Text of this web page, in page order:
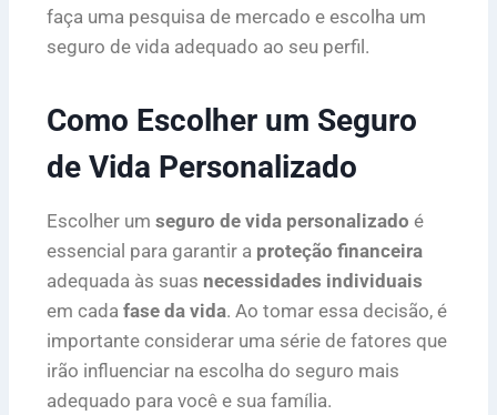
faça uma pesquisa de mercado e escolha um
seguro de vida adequado ao seu perfil.
Como Escolher um Seguro
de Vida Personalizado
Escolher um seguro de vida personalizado é
essencial para garantir a proteção financeira
adequada às suas necessidades individuais
em cada fase da vida. Ao tomar essa decisão, é
importante considerar uma série de fatores que
irão influenciar na escolha do seguro mais
adequado para você e sua família.